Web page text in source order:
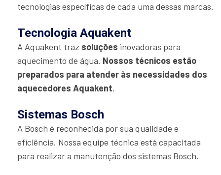
tecnologias específicas de cada uma dessas marcas.
Tecnologia Aquakent
A Aquakent traz soluções inovadoras para
aquecimento de água. Nossos técnicos estão
preparados para atender às necessidades dos
aquecedores Aquakent.
Sistemas Bosch
A Bosch é reconhecida por sua qualidade e
eficiência. Nossa equipe técnica está capacitada
para realizar a manutenção dos sistemas Bosch.